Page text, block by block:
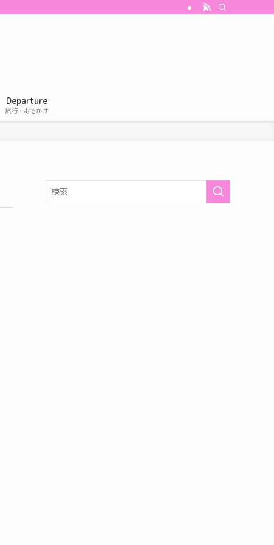
Departure
旅行・おでかけ